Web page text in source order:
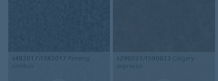
s482017/t382017 Penang
nimbus
s290023/t590023 Calgary
espresso